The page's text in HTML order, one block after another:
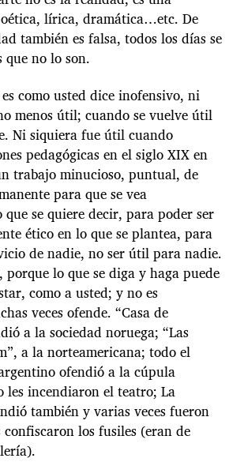
lírica, dramática…etc. De
también es falsa, todos los días se
que no lo son.
como usted dice inofensivo, ni
menos útil; cuando se vuelve útil
Ni siquiera fue útil cuando
pedagógicas en el siglo XIX en
trabajo minucioso, puntual, de
para que se vea
que se quiere decir, para poder ser
ético en lo que se plantea, para
de nadie, no ser útil para nadie.
porque lo que se diga y haga puede
como a usted; y no es
veces ofende. “Casa de
a la sociedad noruega; “Las
a la norteamericana; todo el
ofendió a la cúpula
les incendiaron el teatro; La
también y varias veces fueron
los fusiles (eran de